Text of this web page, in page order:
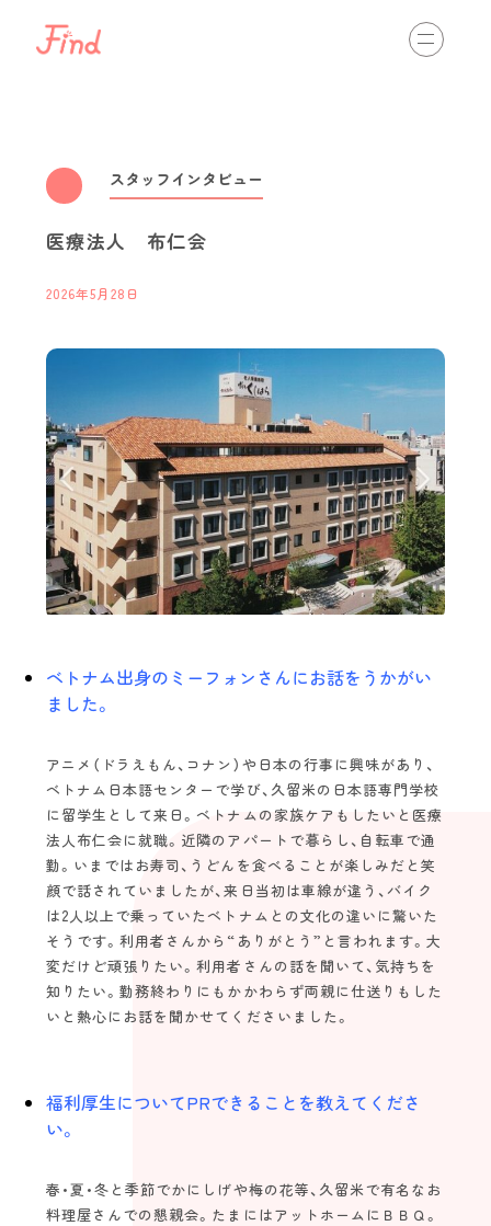
通いのサービス 訪問のサービス
スタッフインタビュー
職場体験・インターンシップ
キャリアパス
イベント開催情報
介護ネットからのお知らせ
Topics view more
スタッフインタビュー
エバーガーデン久留米中央町 定期巡回 |
介護のキャリア
2022©️find.kurume-kaigo.net
スタッフインタビュー
医療法人 布仁会
2026年5月28日
ベトナム出身のミーフォンさんにお話をうかがい
ました。
アニメ（ドラえもん、コナン）や日本の行事に興味があり、
ベトナム日本語センターで学び、久留米の日本語専門学校
に留学生として来日。ベトナムの家族ケアもしたいと医療
法人布仁会に就職。近隣のアパートで暮らし、自転車で通
勤。いまではお寿司、うどんを食べることが楽しみだと笑
顔で話されていましたが、来日当初は車線が違う、バイク
は2人以上で乗っていたベトナムとの文化の違いに驚いた
そうです。利用者さんから“ありがとう”と言われます。大
変だけど頑張りたい。利用者さんの話を聞いて、気持ちを
知りたい。勤務終わりにもかかわらず両親に仕送りもした
いと熱心にお話を聞かせてくださいました。
福利厚生についてPRできることを教えてくださ
い。
春・夏・冬と季節でかにしげや梅の花等、久留米で有名なお
料理屋さんでの懇親会。たまにはアットホームにＢＢＱ。